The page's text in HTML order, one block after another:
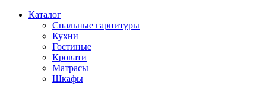
Каталог
Спальные гарнитуры
Кухни
Гостиные
Кровати
Матрасы
Шкафы